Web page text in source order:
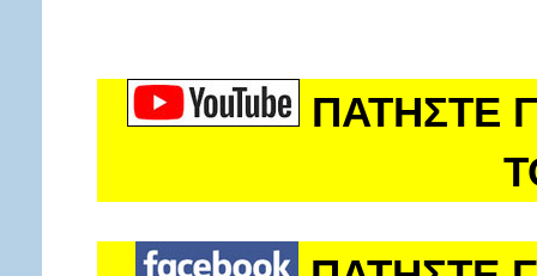
ΠΑΤΗΣΤΕ